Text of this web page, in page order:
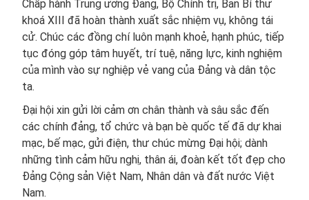
Chấp hành Trung ương Đảng, Bộ Chính trị, Ban Bí thư
khoá XIII đã hoàn thành xuất sắc nhiệm vụ, không tái
cử. Chúc các đồng chí luôn mạnh khoẻ, hạnh phúc, tiếp
tục đóng góp tâm huyết, trí tuệ, năng lực, kinh nghiệm
của mình vào sự nghiệp vẻ vang của Đảng và dân tộc
ta.
Đại hội xin gửi lời cảm ơn chân thành và sâu sắc đến
các chính đảng, tổ chức và bạn bè quốc tế đã dự khai
mạc, bế mạc, gửi điện, thư chúc mừng Đại hội; dành
những tình cảm hữu nghị, thân ái, đoàn kết tốt đẹp cho
Đảng Cộng sản Việt Nam, Nhân dân và đất nước Việt
Nam.